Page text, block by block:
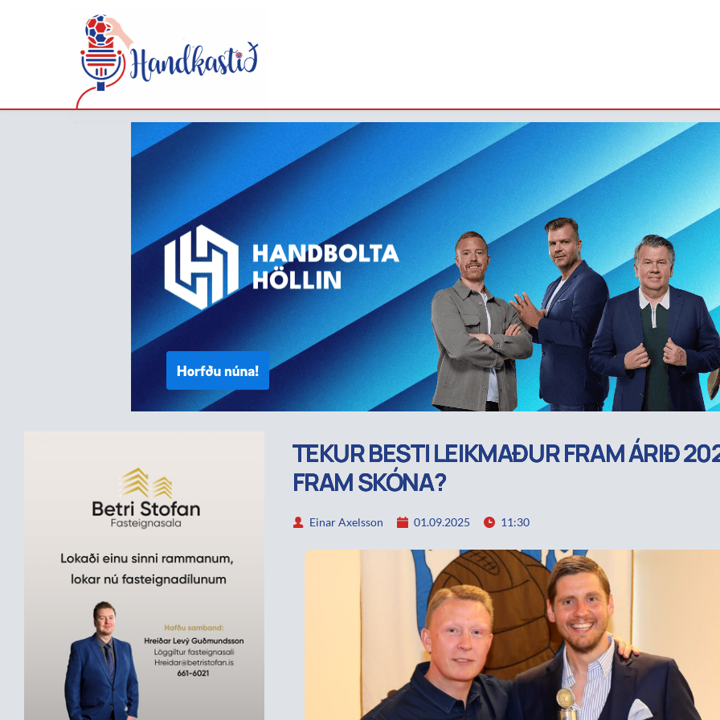
TEKUR BESTI LEIKMAÐUR FRAM ÁRIÐ
FRAM SKÓNA?
Einar Axelsson 01.09.2025 11:30